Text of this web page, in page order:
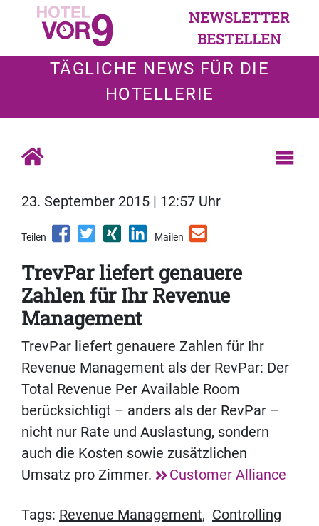
NEWSLETTER
BESTELLEN
TÄGLICHE NEWS FÜR DIE
HOTELLERIE
23. September 2015 | 12:57 Uhr
Teilen Mailen
TrevPar liefert genauere
Zahlen für Ihr Revenue
Management
TrevPar liefert genauere Zahlen für Ihr
Revenue Management als der RevPar: Der
Total Revenue Per Available Room
berücksichtigt – anders als der RevPar –
nicht nur Rate und Auslastung, sondern
auch die Kosten sowie zusätzlichen
Umsatz pro Zimmer.
Customer Alliance
Tags: Revenue Management, Controlling